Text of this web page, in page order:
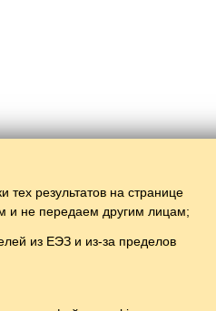
тех результатов на странице
и не передаем другим лицам;
из ЕЭЗ и из-за пределов